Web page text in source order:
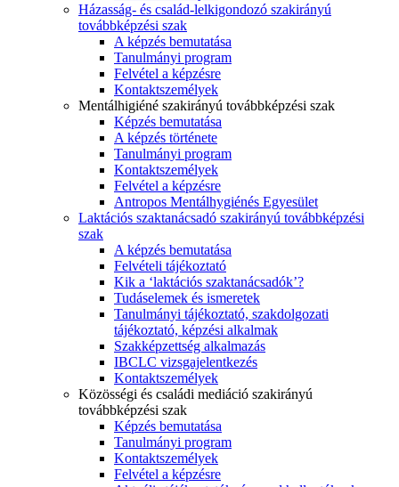
Házasság- és család-lelkigondozó szakirányú
továbbképzési szak
A képzés bemutatása
Tanulmányi program
Felvétel a képzésre
Kontaktszemélyek
Mentálhigiéné szakirányú továbbképzési szak
Képzés bemutatása
A képzés története
Tanulmányi program
Kontaktszemélyek
Felvétel a képzésre
Antropos Mentálhygiénés Egyesület
Laktációs szaktanácsadó szakirányú továbbképzési
szak
A képzés bemutatása
Felvételi tájékoztató
Kik a ‘laktációs szaktanácsadók’?
Tudáselemek és ismeretek
Tanulmányi tájékoztató, szakdolgozati
tájékoztató, képzési alkalmak
Szakképzettség alkalmazás
IBCLC vizsgajelentkezés
Kontaktszemélyek
Közösségi és családi mediáció szakirányú
továbbképzési szak
Képzés bemutatása
Tanulmányi program
Kontaktszemélyek
Felvétel a képzésre